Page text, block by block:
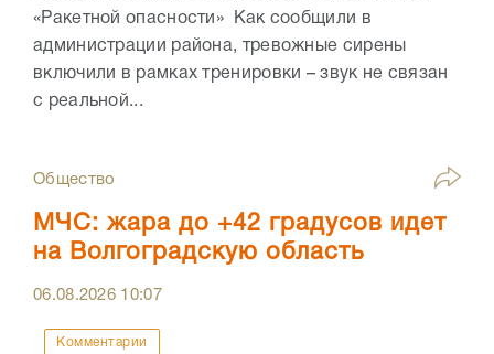
«Ракетной опасности» Как сообщили в
администрации района, тревожные сирены
включили в рамках тренировки – звук не связан
с реальной...
Общество
МЧС: жара до +42 градусов идет
на Волгоградскую область
06.08.2026 10:07
Комментарии